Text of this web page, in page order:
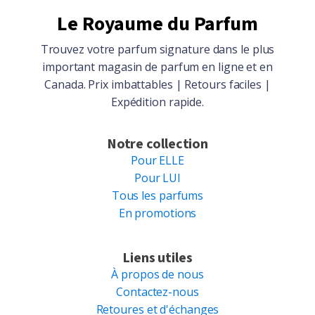
Le Royaume du Parfum
Trouvez votre parfum signature dans le plus
important magasin de parfum en ligne et en
Canada. Prix imbattables | Retours faciles |
Expédition rapide.
Notre collection
Pour ELLE
Pour LUI
Tous les parfums
En promotions
Liens utiles
À propos de nous
Contactez-nous
Retoures et d'échanges